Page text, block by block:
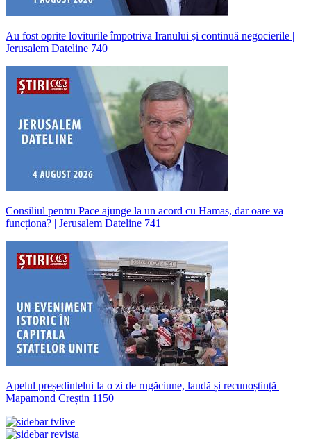
Au fost oprite loviturile împotriva Iranului și continuă negocierile |
Jerusalem Dateline 740
Consiliul pentru Pace ajunge la un acord cu Hamas, dar oare va
funcționa? | Jerusalem Dateline 741
Apelul președintelui la o zi de rugăciune, laudă și recunoștință |
Mapamond Creștin 1150